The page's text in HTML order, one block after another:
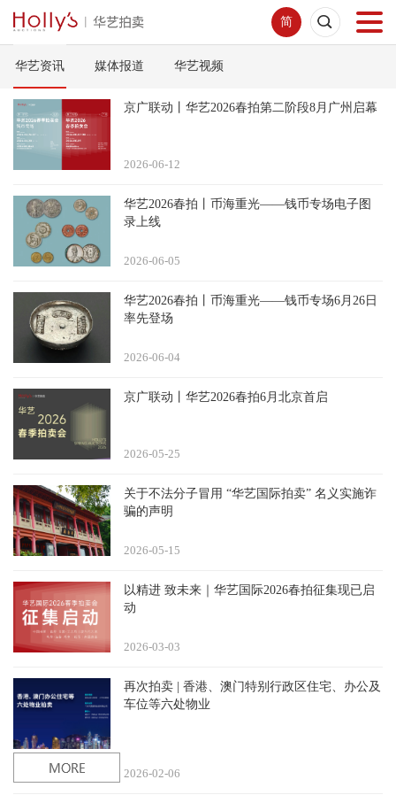
简
首页
拍卖预展
线下拍卖
网络拍卖
新闻中心
华艺资讯 媒体报道 华艺视频
京广联动丨华艺2026春拍第二阶段8月广州启幕
12
2026-06
华艺2026春拍丨币海重光——钱币专场电子图
录上线
05
2026-06
华艺2026春拍丨币海重光——钱币专场6月26日
率先登场
04
2026-06
京广联动丨华艺2026春拍6月北京首启
25
2026-05
关于不法分子冒用 “华艺国际拍卖” 名义实施诈
骗的声明
15
2026-05
以精进 致未来｜华艺国际2026春拍征集现已启
动
03
2026-03
再次拍卖 | 香港、澳门特别行政区住宅、办公及
车位等六处物业
06
2026-02